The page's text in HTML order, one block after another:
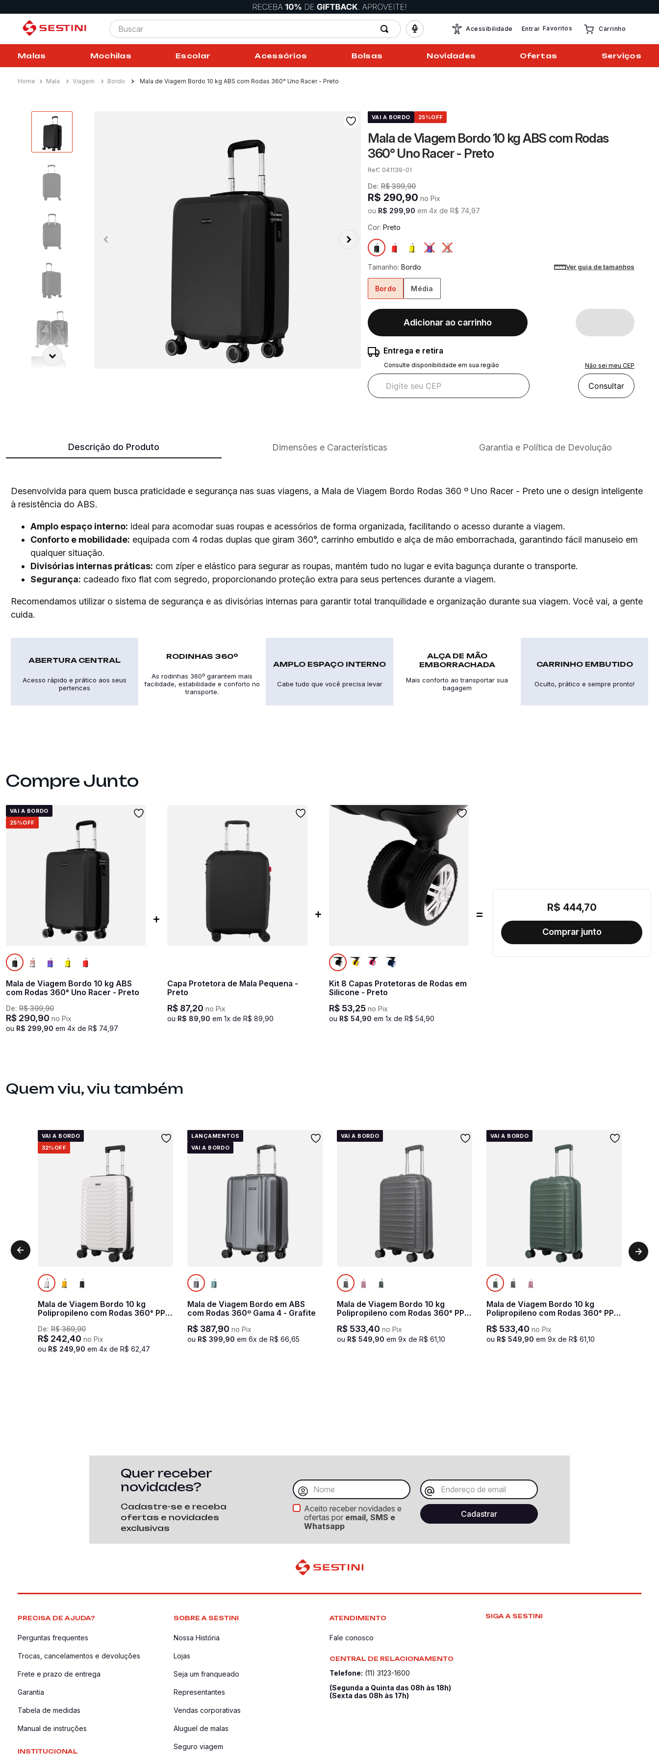
Buscar
Acessibilidade Entrar Favoritos Carrinho
Malas Mochilas Escolar Acessórios Bolsas Novidades Ofertas Serviços
Mala Viagem Bordo Mala de Viagem Bordo 10 kg ABS com Rodas 360° Uno Racer - Preto
VAI A BORDO 25%OFF
Mala de Viagem Bordo 10 kg ABS com Rodas
360° Uno Racer - Preto
: 041139-01
De: R$ 399,90
R$ 290,90 no Pix
ou R$ 299 90 em 4x de R$ 74, 97
Cor: Preto
Tamanho: Bordo
Bordo Média
Ver guia de tamanhos
Adicionar ao carrinho
Entrega e retira
Consulte disponibilidade em sua região Não sei meu CEP
Consultar
Descrição do Produto Dimensões e Características Garantia e Política de Devolução
Desenvolvida para quem busca praticidade e segurança nas suas viagens, a Mala de Viagem Bordo Rodas 360 º Uno Racer - Preto une o design inteligente
à resistência do ABS.
Amplo espaço interno: ideal para acomodar suas roupas e acessórios de forma organizada, facilitando o acesso durante a viagem.
Conforto e mobilidade: equipada com 4 rodas duplas que giram 360°, carrinho embutido e alça de mão emborrachada, garantindo fácil manuseio em
qualquer situação.
Divisórias internas práticas: com zíper e elástico para segurar as roupas, mantém tudo no lugar e evita bagunça durante o transporte.
Segurança: cadeado fixo flat com segredo, proporcionando proteção extra para seus pertences durante a viagem.
Recomendamos utilizar o sistema de segurança e as divisórias internas para garantir total tranquilidade e organização durante sua viagem. Você vai, a gente
cuida.
ABERTURA CENTRAL
Acesso rápido e prático aos seus
pertences
RODINHAS 360º
As rodinhas 360º garantem mais
facilidade, estabilidade e conforto no
transporte.
AMPLO ESPAÇO INTERNO
Cabe tudo que você precisa levar
ALÇA DE MÃO
EMBORRACHADA
Mais conforto ao transportar sua
bagagem
CARRINHO EMBUTIDO
Oculto, prático e sempre pronto!
VAI A BORDO
25%OFF
Mala de Viagem Bordo 10 kg ABS
com Rodas 360° Uno Racer - Preto
De: R$ 399,90
R$ 290,90 no Pix
ou R$ 299,90 em 4x de R$ 74,97
Capa Protetora de Mala Pequena -
Preto
R$ 87,20 no Pix
ou R$ 89,90 em1x de R$ 89,90
Kit 8 Capas Protetoras de Rodas em
Silicone - Preto
R$ 53,25no Pix
ou R$ 54,90 em 1x de R$ 54,90
R$ 444,70
Quem viu, viu também
VAI A BORDO
32% OFF
Mala de Viagem Bordo 10 kg
Polipropileno com Rodas 360° PP
De:R$ 369,90
R$ 242,40 no Pix
ou R$ 249,90 em 4x de R$ 62,47
LANÇAMENTOS
VAI A BORDO
Mala de Viagem Bordo em ABS
com Rodas 360º Gama 4 - Grafite
R$ 387,90 no Pix
ou R$ 399,90 em 6x de R$ 66,65
VAI A BORDO
Mala de Viagem Bordo 10 kg
Polipropileno com Rodas 360° PP
Vetra - Grafite
R$ 533,40 no Pix
ou R$ 549,90 em 9x de R$ 61,10
VAI A BORDO
Mala de Viagem Bordo 10 kg
Polipropileno com Rodas 360° PP
Vetra - Verde
R$ 533,40 no Pix
ou R$ 549,90 em 9x de R$ 61,10
Quer receber
novidades?
Cadastre-se e receba
ofertas e novidades
exclusivas
Aceito receber novidades e
ofertas por email, SMS e
Whatsapp
PRECISA DE AJUDA?
Perguntas frequentes
Trocas, cancelamentos e devoluções
Frete e prazo de entrega
Garantia
Tabela de medidas
Manual de instruções
INSTITUCIONAL
SOBRE A SESTINI
Nossa História
Lojas
Seja um franqueado
Representantes
Vendas corporativas
Aluguel de malas
Seguro viagem
ATENDIMENTO
Fale conosco
CENTRAL DE RELACIONAMENTO
Telefone: (11) 3123-1600
(Segunda a Quinta das 08h às 18h)
(Sexta das 08h às 17h)
SIGA A SESTINI